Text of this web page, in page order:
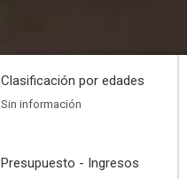
Clasificación por edades
Sin información
Presupuesto - Ingresos